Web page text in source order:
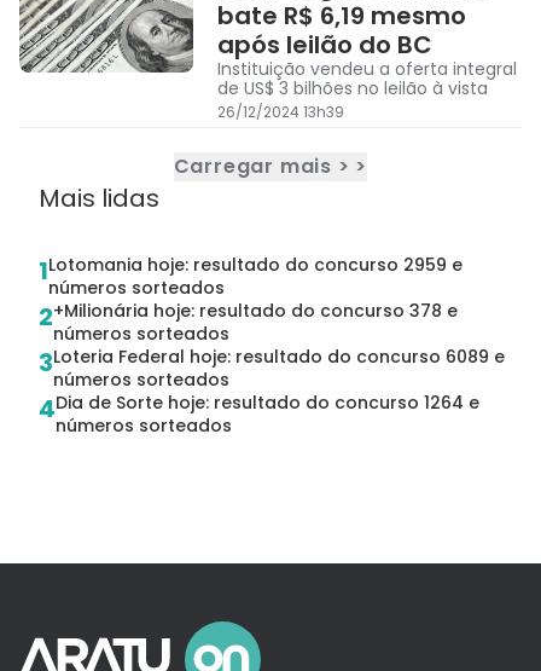
bate R$ 6,19 mesmo
após leilão do BC
Instituição vendeu a oferta integral
de US$ 3 bilhões no leilão à vista
26/12/2024 13h39
Carregar mais > >
Mais lidas
1Lotomania hoje: resultado do concurso 2959 e
números sorteados
2+Milionária hoje: resultado do concurso 378 e
números sorteados
3Loteria Federal hoje: resultado do concurso 6089 e
números sorteados
4Dia de Sorte hoje: resultado do concurso 1264 e
números sorteados